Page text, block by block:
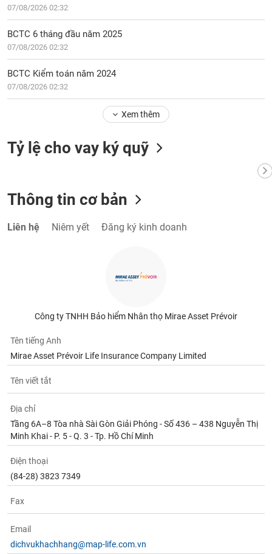
07/08/2026 02:32
BCTC 6 tháng đầu năm 2025
07/08/2026 02:32
BCTC Kiểm toán năm 2024
07/08/2026 02:32
Xem thêm
Tỷ lệ cho vay ký quỹ
Thông tin cơ bản
Liên hệ Niêm yết Đăng ký kinh doanh
Công ty TNHH Bảo hiểm Nhân thọ Mirae Asset Prévoir
Tên tiếng Anh
Mirae Asset Prévoir Life Insurance Company Limited
Tên viết tắt
Địa chỉ
Tầng 6A–8 Tòa nhà Sài Gòn Giải Phóng - Số 436 – 438 Nguyễn Thị
Minh Khai - P. 5 - Q. 3 - Tp. Hồ Chí Minh
Điện thoại
(84-28) 3823 7349
Fax
Email
dichvukhachhang@map-life.com.vn
VỤ
THÔNG
TIỆN
SẢN
Mã
chứng
Chỉ số
Tất cả Người nội bộ Người liên quan
Tin
tức
(-)
Bài
của
tác
giả
Báo
cáo
phân